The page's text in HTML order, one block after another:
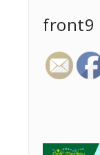
front9